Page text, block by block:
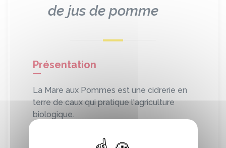
de jus de pomme
Présentation
La Mare aux Pommes est une cidrerie en
terre de caux qui pratique l'agriculture
biologique.
transforme sur l'exploitation agricole afin